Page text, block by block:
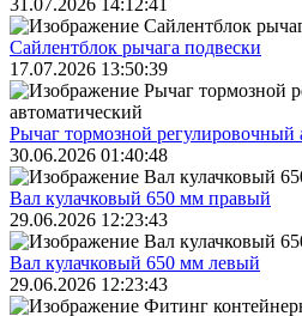
31.07.2026 14:12:41
Сайлентблок рычага подвески
17.07.2026 13:50:39
Рычаг тормозной регулировочный
30.06.2026 01:40:48
Вал кулачковый 650 мм правый
29.06.2026 12:23:43
Вал кулачковый 650 мм левый
29.06.2026 12:23:43